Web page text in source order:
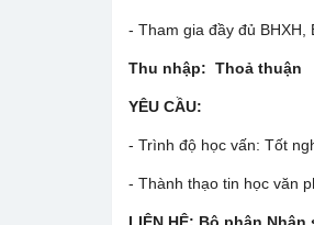
- Tham gia đầy đủ BHXH,
Thu nhập: Thoả thuận
YÊU CẦU:
- Trình độ học vấn: Tốt
- Thành thạo tin học văn